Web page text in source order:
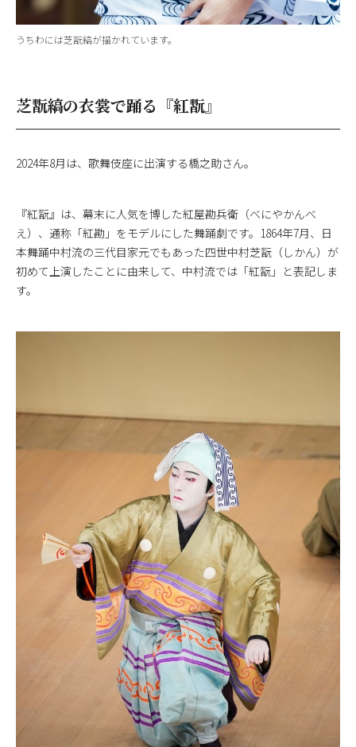
うちわには芝翫縞が描かれています。
芝翫縞の衣裳で踊る『紅翫』
2024年8月は、歌舞伎座に出演する橋之助さん。
『紅翫』は、幕末に人気を博した紅屋勘兵衛（べにやかんべ
え）、通称「紅勘」をモデルにした舞踊劇です。1864年7月、日
本舞踊中村流の三代目家元でもあった四世中村芝翫（しかん）が
初めて上演したことに由来して、中村流では「紅翫」と表記しま
す。